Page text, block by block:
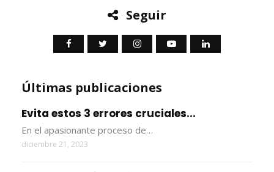
Seguir
Últimas publicaciones
Evita estos 3 errores cruciales...
En el apasionante proceso de…
diciembre 21, 2023